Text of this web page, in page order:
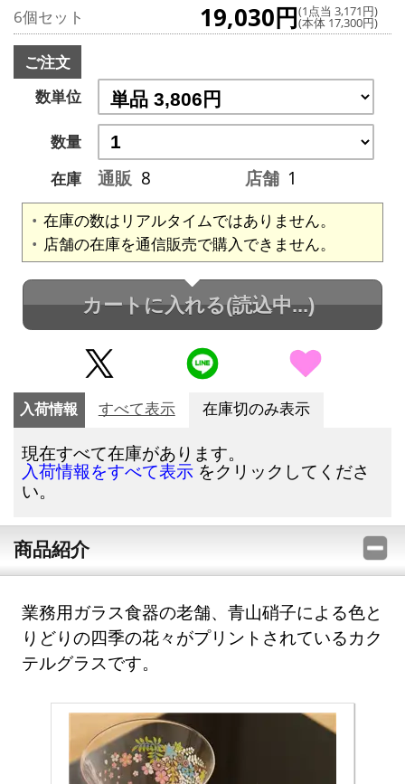
6個セット 19,030円(1点当 3,171円)
(本体 17,300円)
ご注文
数単位
数量
在庫
通販 8 店舗 1
在庫の数はリアルタイムではありません。
店舗の在庫を通信販売で購入できません。
カートに入れる(読込中...)
入荷情報 すべて表示 在庫切のみ表示
現在すべて在庫があります。
入荷情報をすべて表示 をクリックしてくださ
い。
商品紹介
業務用ガラス食器の老舗、青山硝子による色と
りどりの四季の花々がプリントされているカク
テルグラスです。